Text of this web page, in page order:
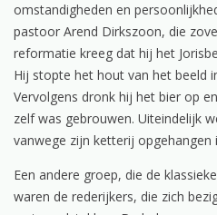
omstandigheden en
pastoor Arend Dirkszoon, die
reformatie kreeg dat hij het
Hij stopte het hout van het beeld
Vervolgens dronk hij het bier op
zelf was gebrouwen. Uiteindelijk
vanwege zijn ketterij opgehangen
Een andere groep, die de
waren de rederijkers, die zich